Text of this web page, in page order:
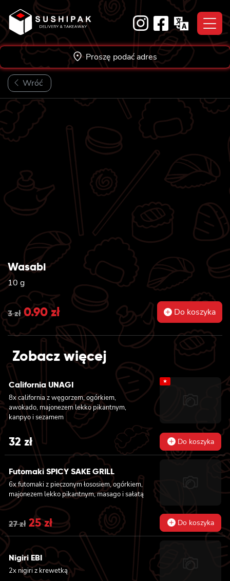
to
content
Proszę podać adres
Wróć
Wasabi
10 g
3zł Original
price
was:
0.90złCurrent
price
is:
0.90 zł.
Do koszyka
Zobacz więcej
California UNAGI
8x california z węgorzem, ogórkiem,
awokado, majonezem lekko pikantnym,
kanpyo i sezamem
★
32 zł Do koszyka
Futomaki SPICY SAKE GRILL
6x futomaki z pieczonym łososiem, ogórkiem,
majonezem lekko pikantnym, masago i sałatą
27zł Original
price
was:
27 zł.
25złCurrent
price
is:
25 zł.
Do koszyka
Nigiri EBI
2x nigiri z krewetką